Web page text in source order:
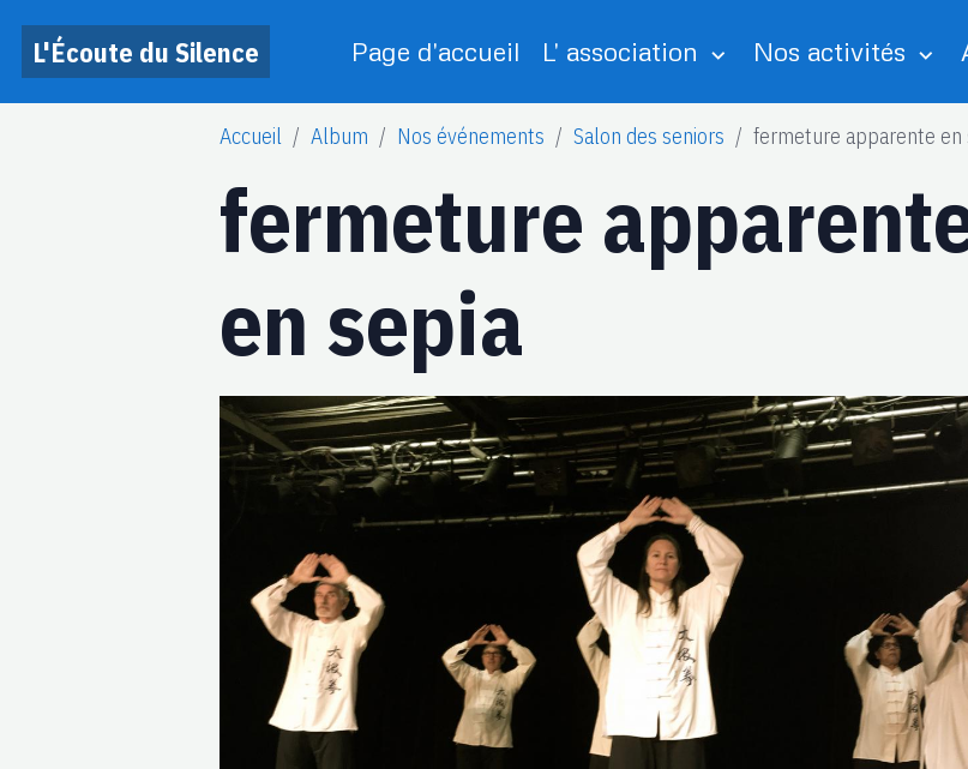
L'Écoute du Silence Page d'accueil L' association Nos activités
Accueil Album Nos événements Salon des seniors fermeture apparente en
fermeture
en sepia